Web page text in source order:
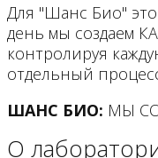
Для "Шанс Био"
день мы создаем
контролируя
отдельный
ШАНС БИО: МЫ
О